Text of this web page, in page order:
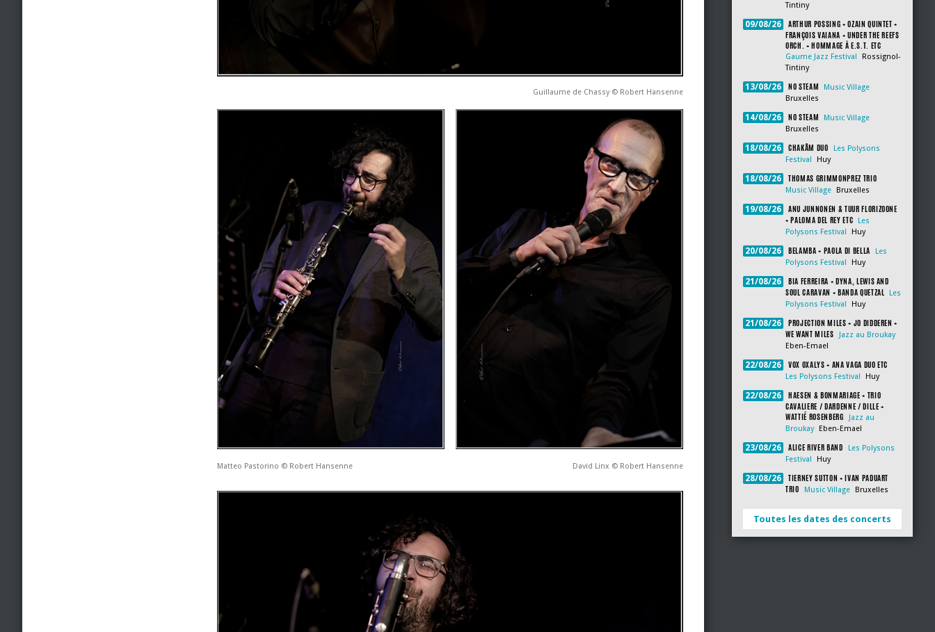
Guillaume de Chassy © Robert Hansenne
Matteo Pastorino © Robert Hansenne David Linx © Robert Hansenne
Tintiny
09/08/26
ARTHUR POSSING + OZAIN QUINTET +
FRANÇOIS VAIANA + UNDER THE REEFS
ORCH. + HOMMAGE À E.S.T. ETC
Gaume Jazz Festival
Rossignol-
Tintiny
13/08/26 NO STEAM
Music Village
Bruxelles
14/08/26 NO STEAM
Music Village
Bruxelles
18/08/26 CHAKÂM DUO
Les Polysons
Festival
Huy
18/08/26 THOMAS GRIMMONPREZ TRIO
Music Village Bruxelles
19/08/26
ANU JUNNONEN & TUUR FLORIZOONE
+ PALOMA DEL REY ETC
Les
Polysons Festival
Huy
20/08/26 BELAMBA + PAOLA DI BELLA
Les
Polysons Festival
Huy
21/08/26
BIA FERREIRA + DYNA, LEWIS AND
SOUL CARAVAN + BANDA QUETZAL
Les
Polysons Festival
Huy
21/08/26
PROJECTION MILES + JO DIDDEREN +
WE WANT MILES
Jazz au Broukay
Eben-Emael
22/08/26 VOX OXALYS + ANA VAGA DUO ETC
Les Polysons Festival Huy
22/08/26
HAESEN & BONMARIAGE + TRIO
CAVALIERE / DARDENNE / DILLE +
WATTIÉ ROSENBERG
Jazz au
Broukay
Eben-Emael
23/08/26 ALICE RIVER BAND
Les Polysons
Festival
Huy
28/08/26
TIERNEY SUTTON + IVAN PADUART
TRIO
Music Village Bruxelles
Toutes les dates des concerts